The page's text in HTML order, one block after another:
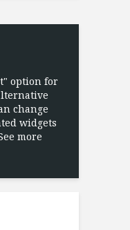
option for
change
widgets
more